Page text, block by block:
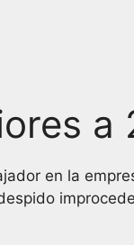
a
en la